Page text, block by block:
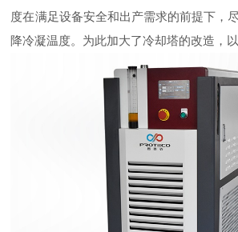
度在满足设备安全和出产需求的前提下，
降冷凝温度。为此加大了冷却塔的改造，